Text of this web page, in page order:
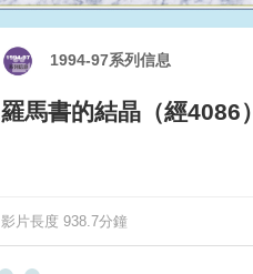
1994-97系列信息
羅馬書的結晶（經4086）
影片長度 938.7分鐘